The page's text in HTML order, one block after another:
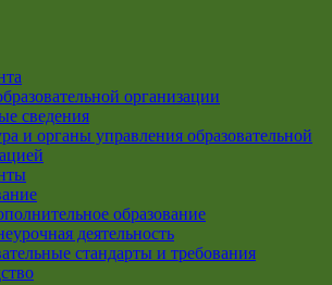
организации
сведения
и органы управления образовательной
образование
деятельность
стандарты и требования